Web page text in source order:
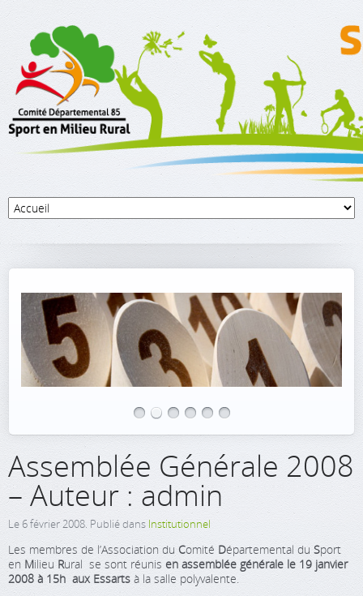
Assemblée Générale 2008
– Auteur : admin
Le 6 février 2008. Publié dans Institutionnel
Les membres de l’Association du Comité Départemental du Sport
en MilieuRural se sont réunis en assemblée générale le 19 janvier
2008 à 15h aux Essarts à la salle polyvalente.